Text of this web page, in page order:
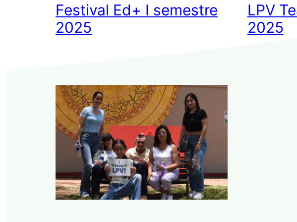
Festival Ed+ I semestre
2025
LPV
2025